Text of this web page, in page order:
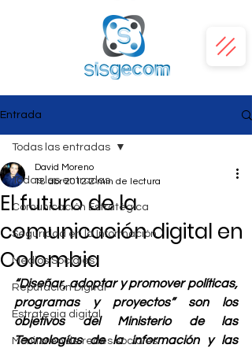
Entrada
Todas las entradas
Comunicación Estratégica
Seguridad en la Información
Medios Sociales
Reputación Digital
Estrategia digital
Monitoreo de redes sociales
Todas las entradas
El futuro de la
comunicación digital en
Colombia
David Moreno
18 abr 2012 2 min de lectura
“Diseñar, adoptar y promover políticas,
programas y proyectos” son los
objetivos del Ministerio de las
Tecnologías de la información y las